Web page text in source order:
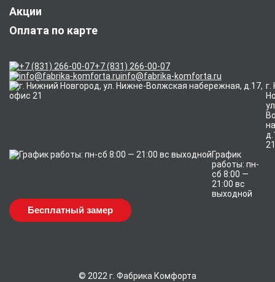
Акции
Оплата по карте
+7 (831) 266-00-07
info@fabrika-komforta.ru
г.
21
График
работы: пн-
сб 8:00 —
21:00 вс
выходной
Бесплатный замер
© 2022 г. Фабрика Комфорта